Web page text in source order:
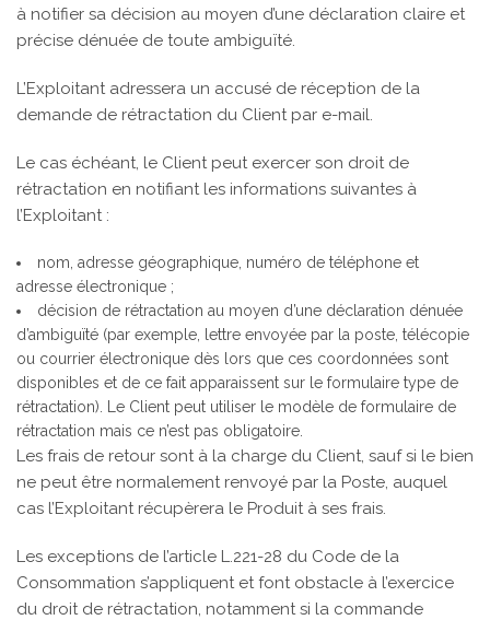
à notifier sa décision au moyen d’une déclaration claire et
précise dénuée de toute ambiguïté.
L’Exploitant adressera un accusé de réception de la
demande de rétractation du Client par e-mail.
Le cas échéant, le Client peut exercer son droit de
rétractation en notifiant les informations suivantes à
l’Exploitant :
nom, adresse géographique, numéro de téléphone et
adresse électronique ;
décision de rétractation au moyen d’une déclaration dénuée
d’ambiguïté (par exemple, lettre envoyée par la poste, télécopie
ou courrier électronique dès lors que ces coordonnées sont
disponibles et de ce fait apparaissent sur le formulaire type de
rétractation). Le Client peut utiliser le modèle de formulaire de
rétractation mais ce n’est pas obligatoire.
Les frais de retour sont à la charge du Client, sauf si le bien
ne peut être normalement renvoyé par la Poste, auquel
cas l’Exploitant récupèrera le Produit à ses frais.
Les exceptions de l’article L.221-28 du Code de la
Consommation s’appliquent et font obstacle à l’exercice
du droit de rétractation, notamment si la commande